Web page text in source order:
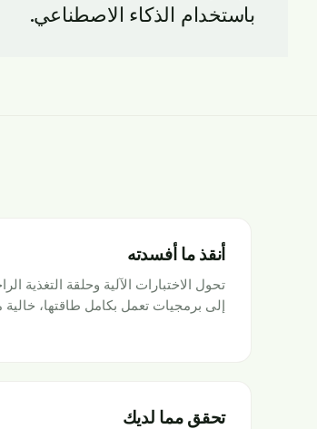
باستخدام الذكاء الاصطناعي.
أنقذ ما أفسدته
إلى برمجيات تعمل بكامل طاقتها، خالية
تحقق مما لديك